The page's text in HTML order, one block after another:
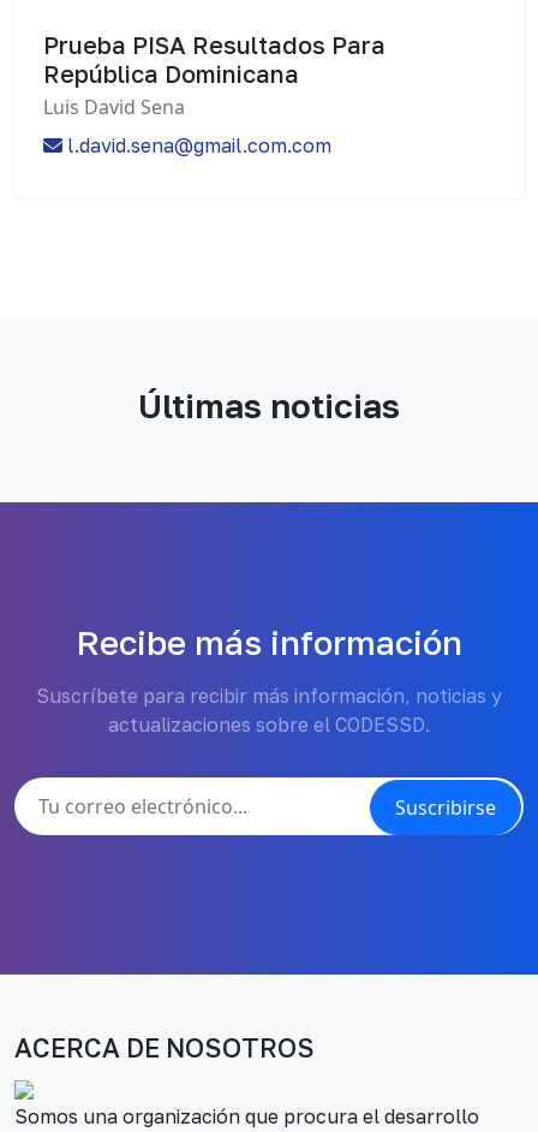
Prueba PISA Resultados Para
República Dominicana
Luis David Sena
l.david.sena@gmail.com.com
Últimas noticias
Recibe más información
Suscríbete para recibir más información, noticias y
actualizaciones sobre el CODESSD.
Suscribirse
ACERCA DE NOSOTROS
Somos una organización que procura el desarrollo